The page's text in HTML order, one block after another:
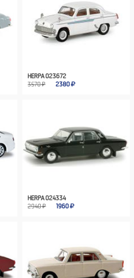
HERPA 023672
3570 ₽
2380
HERPA 024334
2940 ₽
1960